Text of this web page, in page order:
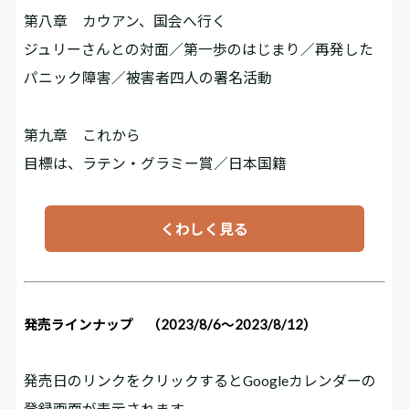
第八章 カウアン、国会へ行く
ジュリーさんとの対面／第一歩のはじまり／再発した
パニック障害／被害者四人の署名活動
第九章 これから
目標は、ラテン・グラミー賞／日本国籍
くわしく見る
発売ラインナップ （2023/8/6～2023/8/12）
発売日のリンクをクリックするとGoogleカレンダーの